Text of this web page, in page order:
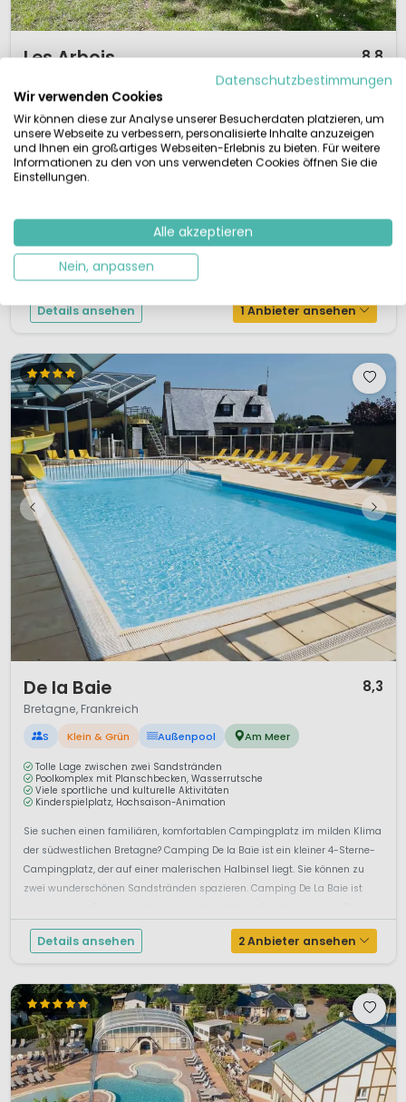
Les Arbois 8,8
XS Klein & Grün
Kleiner Naturcampingplatz
Vermietung ausgestatteter Tunnelzelte
Kinderfreundlich, viel Raum und Natur
Streichelzoo, gemeinsam Tiere füttern
Charme-Campingplatz Les Arbois liegt im Département Saône-et-Loire,
direkt an der Grenze zum Jura. Dieser gemütliche Campingplatz verfügt
über 18 großzügige Stellplätze, mitten in der malerischen, hügeligen
Landschaft Burgunds. Die niede...
Details ansehen 1 Anbieter ansehen
De la Baie 8,3
Bretagne, Frankreich
S Klein & Grün Außenpool Am Meer
Tolle Lage zwischen zwei Sandstränden
Poolkomplex mit Planschbecken, Wasserrutsche
Viele sportliche und kulturelle Aktivitäten
Kinderspielplatz, Hochsaison-Animation
Sie suchen einen familiären, komfortablen Campingplatz im milden Klima
der südwestlichen Bretagne? Camping De la Baie ist ein kleiner 4-Sterne-
Campingplatz, der auf einer malerischen Halbinsel liegt. Sie können zu
zwei wunderschönen Sandstränden spazieren. Camping De La Baie ist
Details ansehen 2 Anbieter ansehen
Datenschutzbestimmungen
Wir verwenden Cookies
Wir können diese zur Analyse unserer Besucherdaten platzieren, um
unsere Webseite zu verbessern, personalisierte Inhalte anzuzeigen
und Ihnen ein großartiges Webseiten-Erlebnis zu bieten. Für weitere
Informationen zu den von uns verwendeten Cookies öffnen Sie die
Einstellungen.
Alle akzeptieren
Nein, anpassen